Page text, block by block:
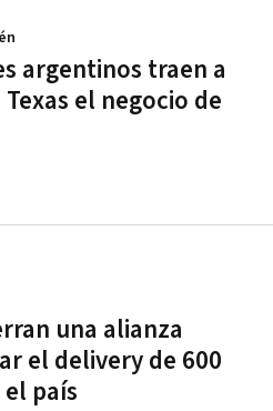
argentinos traen a
el negocio de
una alianza
el delivery de 600
país